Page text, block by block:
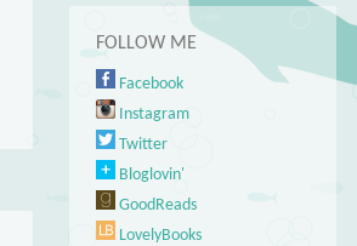
FOLLOW ME
Facebook
Instagram
Twitter
Bloglovin'
GoodReads
LovelyBooks